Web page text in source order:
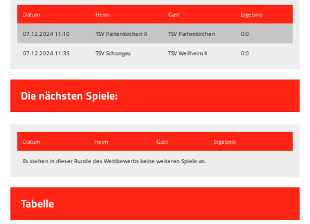
Fanshop
Datum Heim Gast Ergebnis
07.12.2024 11:10 TSV Partenkirchen II TSV Partenkirchen 0:0
07.12.2024 11:35 TSV Schongau TSV Weilheim II 0:0
Die nächsten Spiele:
Datum Heim Gast Ergebnis
Es stehen in dieser Runde des Wettbewerbs keine weiteren Spiele an.
Tabelle